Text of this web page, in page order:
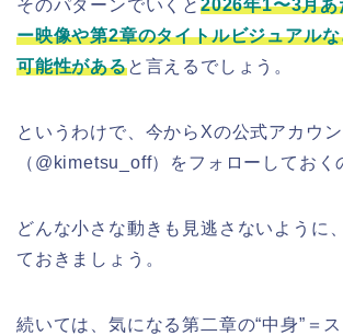
そのパターンでいくと 2026年1〜3月
ー映像や第2章のタイトルビジュアル
可能性があると言えるでしょう。
というわけで、今からXの公式アカウン
（@kimetsu_off）をフォローしておく
どんな小さな動きも見逃さないように
ておきましょう。
続いては、気になる第二章の“中身”＝